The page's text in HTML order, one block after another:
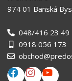
974 01 Banská
048/416 23 49
0918 056 173